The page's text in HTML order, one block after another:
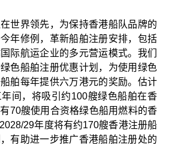
世界领先，为保持香港船队品牌的
年修例，革新船舶注册安排，包括
际航运企业的多元营运模式。我们
色船舶注册优惠计划，为使用绿色
舶每年提供六万港元的奖励。估计
间，将吸引约100艘绿色船舶在香
70艘使用合资格绿色船用燃料的香
29年度将有约170艘香港注册船
有助进一步推广香港船舶注册处的